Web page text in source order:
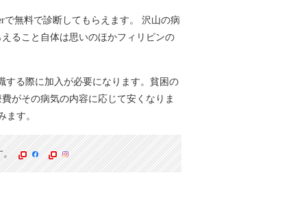
で無料で診断してもらえます。 沢山の病
ること自体は思いのほかフィリピンの
する際に加入が必要になります。貧困の
がその病気の内容に応じて安くなりま
ます。